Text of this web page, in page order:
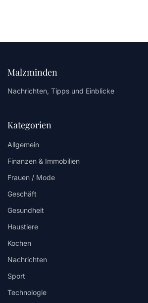
Malzminden
Nachrichten, Tipps und Einblicke
Kategorien
Allgemein
Finanzen & Immobilien
Frauen / Mode
Geschäft
Gesundheit
Haustiere
Kochen
Nachrichten
Sport
Technologie